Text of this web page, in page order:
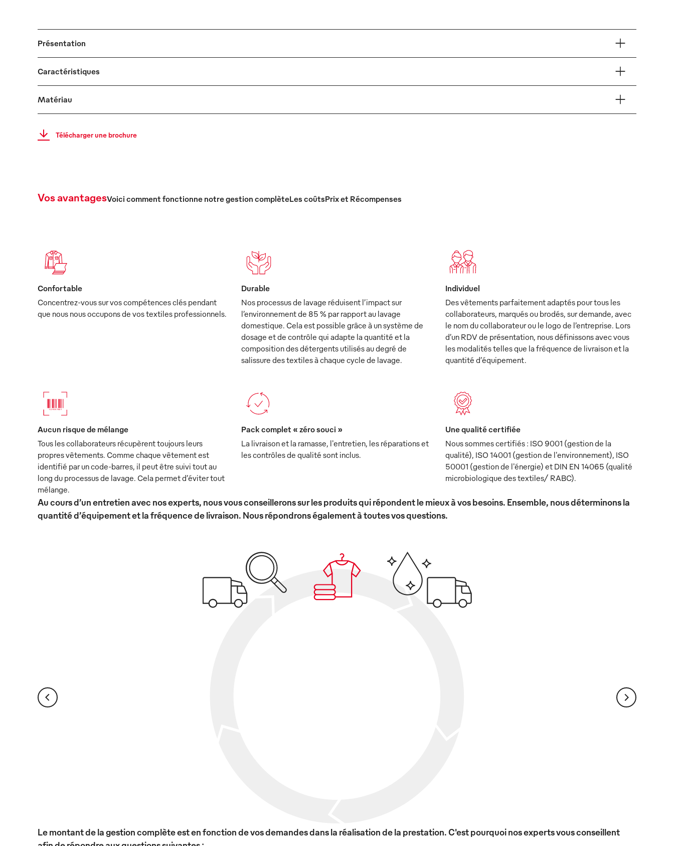
Présentation
Caractéristiques
Matériau
Télécharger une brochure
Vos avantagesVoici comment fonctionne notre gestion complèteLes coûtsPrix et Récompenses
Confortable
Concentrez-vous sur vos compétences clés pendant
que nous nous occupons de vos textiles professionnels.
Durable
Nos processus de lavage réduisent l’impact sur
l’environnement de 85 % par rapport au lavage
domestique. Cela est possible grâce à un système de
dosage et de contrôle qui adapte la quantité et la
composition des détergents utilisés au degré de
salissure des textiles à chaque cycle de lavage.
Individuel
Des vêtements parfaitement adaptés pour tous les
collaborateurs, marqués ou brodés, sur demande, avec
le nom du collaborateur ou le logo de l’entreprise. Lors
d’un RDV de présentation, nous définissons avec vous
les modalités telles que la fréquence de livraison et la
quantité d’équipement.
Aucun risque de mélange
Tous les collaborateurs récupèrent toujours leurs
propres vêtements. Comme chaque vêtement est
identifié par un code-barres, il peut être suivi tout au
long du processus de lavage. Cela permet d’éviter tout
mélange.
Pack complet « zéro souci »
La livraison et la ramasse, l'entretien, les réparations et
les contrôles de qualité sont inclus.
Une qualité certifiée
Nous sommes certifiés : ISO 9001 (gestion de la
qualité), ISO 14001 (gestion de l'environnement), ISO
50001 (gestion de l'énergie) et DIN EN 14065 (qualité
microbiologique des textiles/ RABC).
Au cours d’un entretien avec nos experts, nous vous conseillerons sur les produits qui répondent le mieux à vos besoins. Ensemble, nous déterminons la
quantité d’équipement et la fréquence de livraison. Nous répondrons également à toutes vos questions.
Le montant de la gestion complète est en fonction de vos demandes dans la réalisation de la prestation. C'est pourquoi nos experts vous conseillent